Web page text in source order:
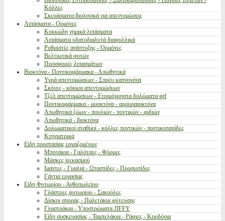
Κόλλες
Σκευάσματα βιολογικά για απεντομώσεις
Λιπάσματα - Ορμόνες
Κοκκώδη χημικά λιπάσματα
Λιπάσματα υδατοδιαλυτά διαφυλλικά
Ρυθμιστές ανάπτυξης - Ορμόνες
Βελτιωτικά φυτών
Προσφορές λιπασμάτων
Βιοκτόνα - Ποντικοφάρμακα - Απωθητικά
Υγρά απεντομώσεων - Σπρέυ καπνογόνα
Σκόνες - κόκκοι απεντομώσεων
Τζέλ απεντομώσεων - Ετοιμόχρηστα δολώματα gel
Ποντικοφάρμακα - μυοκτόνα - αρουραιοκτόνα
Απωθητικά ζώων - πουλιών - ποντικών - φιδιών
Απωθητικά - βιοκτόνα
Δολωματικοί σταθμοί - κόλλες ποντικών - ποντικοπαγίδες
Κτηνιατρικά
Είδη προστασίας εργαζομένων
Μποτάκια - Γαλότσες - Φόρμες
Μάσκες ψεκασμού
Ιμάντες - Γυαλιά - Ωτασπίδες - Προσωπίδες
Γάντια εργασίας
Είδη Φυτωρίου - Ανθοπωλείου
Γλάστρες φυτωρίου - Σακούλες
Δίσκοι σποράς - Παλετάκια φύτευσης
Γλαστράκια - Υποστρώματα JIFFY
Είδη συσκευασίας - Ταμπελάκια - Ράφιες - Κορδόνια